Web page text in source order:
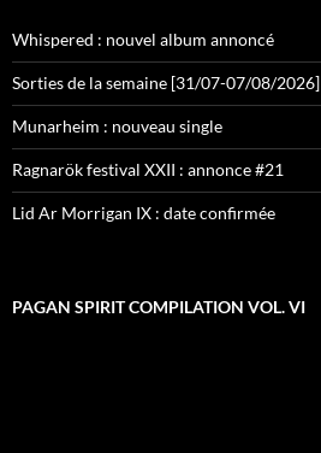
Whispered : nouvel album annoncé
Sorties de la semaine [31/07-07/08/2026]
Munarheim : nouveau single
Ragnarök festival XXII : annonce #21
Lid Ar Morrigan IX : date confirmée
PAGAN SPIRIT COMPILATION VOL. VI